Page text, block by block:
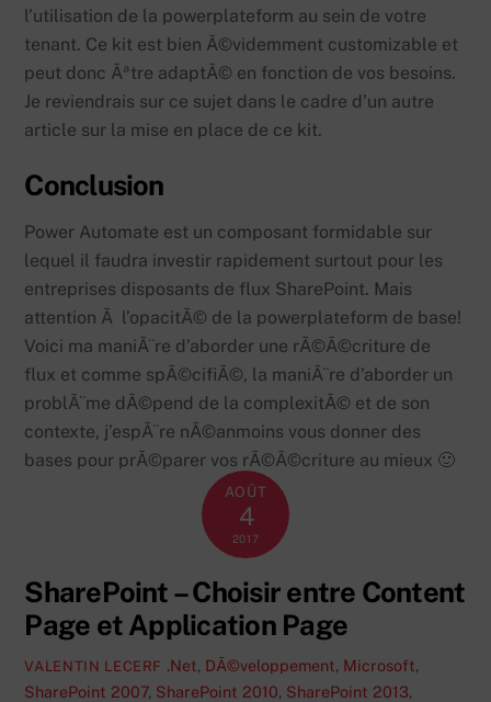
l’utilisation de la powerplateform au sein de votre
tenant. Ce kit est bien Ã©videmment customizable et
peut donc Ãªtre adaptÃ© en fonction de vos besoins.
Je reviendrais sur ce sujet dans le cadre d’un autre
article sur la mise en place de ce kit.
Conclusion
Power Automate est un composant formidable sur
lequel il faudra investir rapidement surtout pour les
entreprises disposants de flux SharePoint. Mais
attention Ã l’opacitÃ© de la powerplateform de base!
Voici ma maniÃ¨re d’aborder une rÃ©Ã©criture de
flux et comme spÃ©cifiÃ©, la maniÃ¨re d’aborder un
problÃ¨me dÃ©pend de la complexitÃ© et de son
contexte, j’espÃ¨re nÃ©anmoins vous donner des
bases pour prÃ©parer vos rÃ©Ã©criture au mieux 🙂
AOÛT
4
2017
SharePoint – Choisir entre Content
Page et Application Page
VALENTIN LECERF .Net, DÃ©veloppement, Microsoft,
SharePoint 2007, SharePoint 2010, SharePoint 2013,